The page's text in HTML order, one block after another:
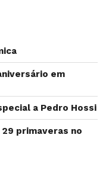
pelo local ditaram
23h, após o
do parque. Vê em
em
a Pedro Hossi
primaveras no